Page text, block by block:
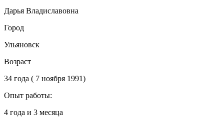
Дарья Владиславовна
Город
Ульяновск
Возраст
34 года ( 7 ноября 1991)
Опыт работы:
4 года и 3 месяца